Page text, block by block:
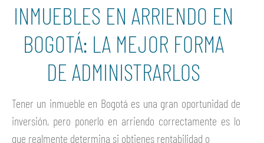
INMUEBLES EN ARRIENDO EN
BOGOTÁ: LA MEJOR FORMA
DE ADMINISTRARLOS
Tener un inmueble en Bogotá es una gran oportunidad de
inversión, pero ponerlo en arriendo correctamente es lo
que realmente determina si obtienes rentabilidad o